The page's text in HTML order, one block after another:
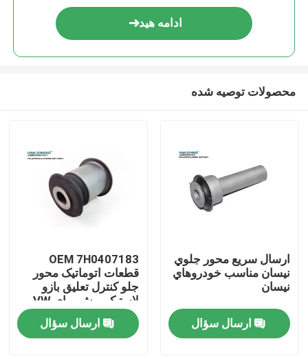
صفحه اصلی
ادامه هید
محصولات توصیه شده
ارسال سريع محور جلوي
نيسان مناسب خودروهاي
نيسان
ارسال سؤال
OEM 7H0407183
قطعات اتوماتیک محور
جلو کنترل تعلیق بازو
لاستیک بوش برای VW
ارسال سؤال